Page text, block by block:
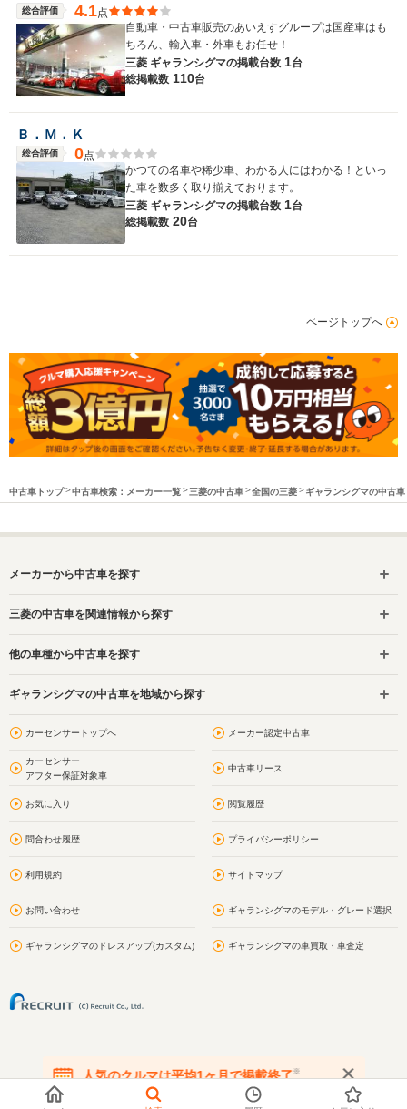
総合評価 4.1点
自動車・中古車販売のあいえすグループは国産車はも
ちろん、輸入車・外車もお任せ！
三菱 ギャランシグマの掲載台数 1台
総掲載数 110台
Ｂ．Ｍ．Ｋ
総合評価 0点
かつての名車や稀少車、わかる人にはわかる！といっ
た車を数多く取り揃えております。
三菱 ギャランシグマの掲載台数 1台
総掲載数 20台
ページトップへ
中古車トップ 中古車検索：メーカー一覧 三菱の中古車 全国の三菱 ギャランシグマの中古車
メーカーから中古車を探す
三菱の中古車を関連情報から探す
他の車種から中古車を探す
ギャランシグマの中古車を地域から探す
カーセンサートップへ メーカー認定中古車
カーセンサー
アフター保証対象車
中古車リース
お気に入り 閲覧履歴
問合わせ履歴 プライバシーポリシー
利用規約 サイトマップ
お問い合わせ ギャランシグマのモデル・グレード選択
ギャランシグマのドレスアップ(カスタム) ギャランシグマの車買取・車査定
人気のクルマは平均1ヶ月で掲載終了※
在庫が無くなる前にお問い合わせください